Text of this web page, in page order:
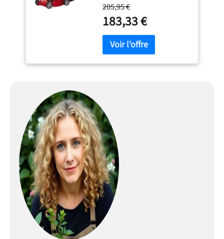
40/2 Einhell est un outil
performant pour l’entretien
Avec un régime à vide
maximal de 2 900 tr/min,
cette puissante tondeuse à
Le système de réglage de la
hauteur de coupe permet de
tondre à 3 niveaux entre 25
et 60 mm. La largeur de
coupe de 40 cm permet la
tonte efficace de surfaces
étendues Guidon repliable -
Le guidon en acier
ergonomique et repliable
permet un rangement peu
encombrant de la tondeuse
205,95 €
183,33 €